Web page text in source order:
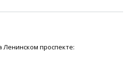
проспекте: